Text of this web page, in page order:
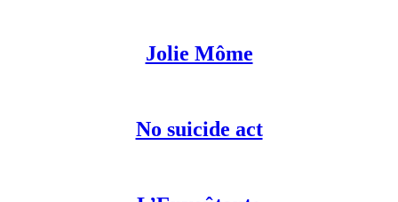
Jolie Môme
No suicide act